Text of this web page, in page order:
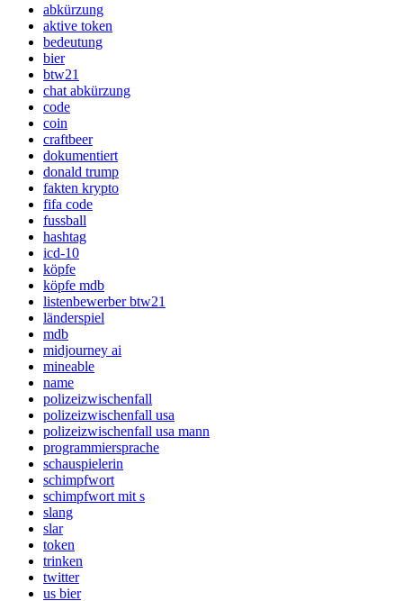
abkürzung
aktive token
bedeutung
bier
btw21
chat abkürzung
code
coin
craftbeer
dokumentiert
donald trump
fakten krypto
fifa code
fussball
hashtag
icd-10
köpfe
köpfe mdb
listenbewerber btw21
länderspiel
mdb
midjourney ai
mineable
name
polizeizwischenfall
polizeizwischenfall usa
polizeizwischenfall usa mann
programmiersprache
schauspielerin
schimpfwort
schimpfwort mit s
slang
slar
token
trinken
twitter
us bier